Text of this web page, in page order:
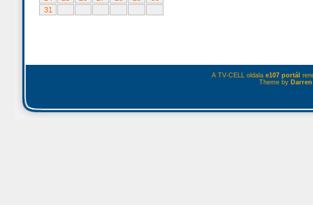
31
A TV-CELL oldala e107 portál
Theme by